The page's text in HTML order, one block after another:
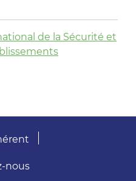
de la Sécurité et
nous